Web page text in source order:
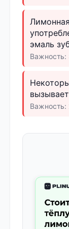
эмаль
Важность:
Важность: